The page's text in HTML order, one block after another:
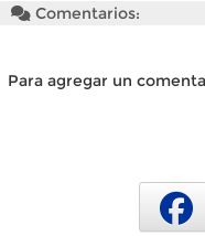
Comentarios:
Para agregar un